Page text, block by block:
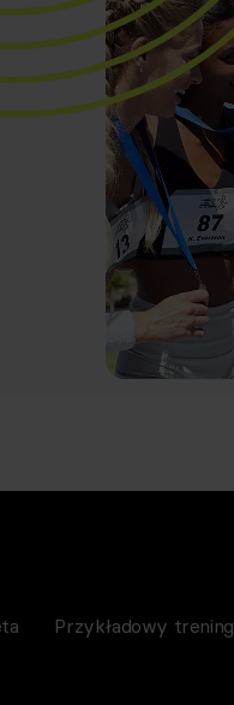
Przykładowy trening